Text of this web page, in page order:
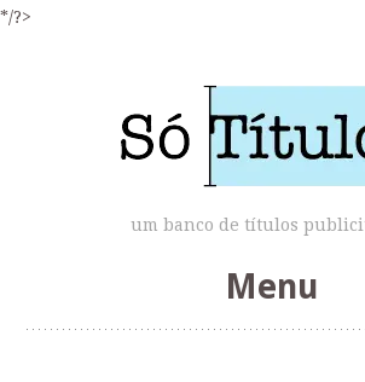
*/?>
um banco de títulos
Menu